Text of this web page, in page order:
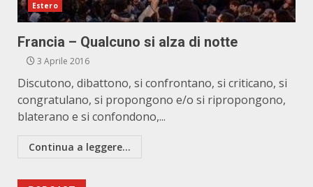
Estero
Francia – Qualcuno si alza di notte
3 Aprile 2016
Discutono, dibattono, si confrontano, si criticano, si
congratulano, si propongono e/o si ripropongono,
blaterano e si confondono,...
Continua a leggere...